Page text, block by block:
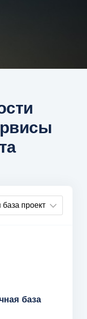
база